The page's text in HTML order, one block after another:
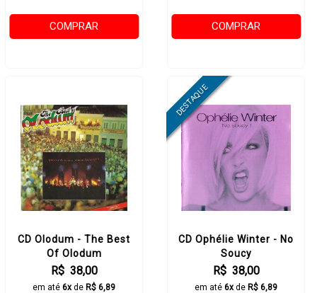
COMPRAR COMPRAR
CD Olodum - The Best
Of Olodum
R$ 38,00
em até 6xde R$ 6,89
CD Ophélie Winter - No
Soucy
R$ 38,00
em até 6xde R$ 6,89